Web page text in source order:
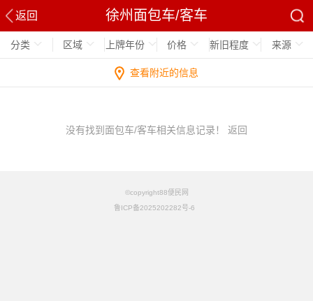
返回 徐州面包车/客车
分类 区域 上牌年份 价格 新旧程度 来源
查看附近的信息
没有找到面包车/客车相关信息记录！ 返回
©copyright88便民网
鲁ICP备2025202282号-6